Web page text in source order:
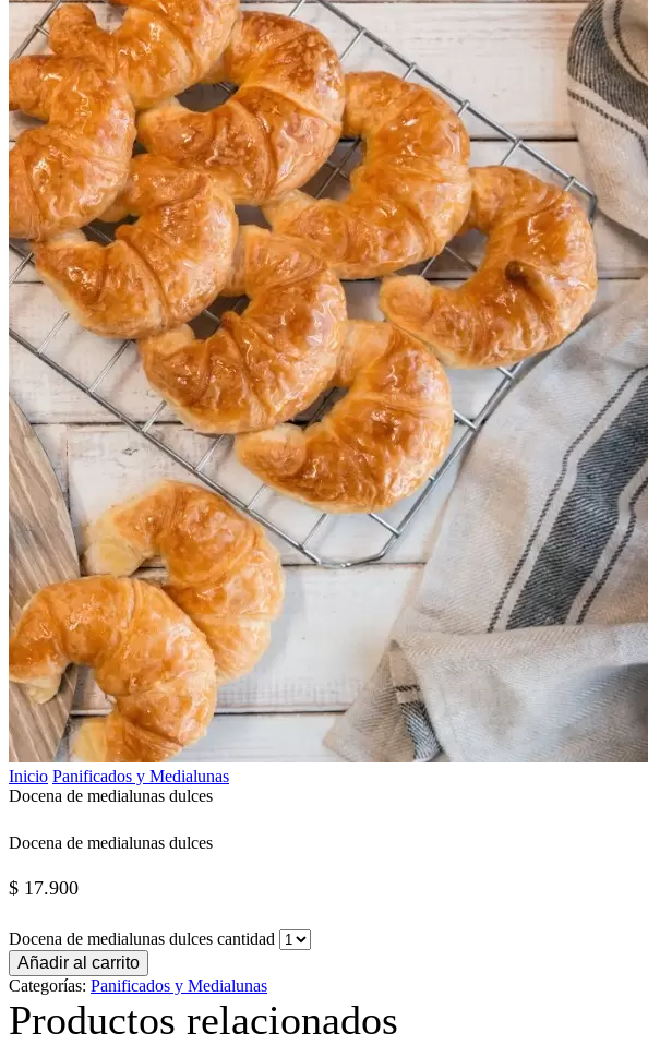
Inicio Panificados y Medialunas
Docena de medialunas dulces
Docena de medialunas dulces
$ 17.900
Docena de medialunas dulces cantidad
Añadir al carrito
Categorías: Panificados y Medialunas
Productos relacionados